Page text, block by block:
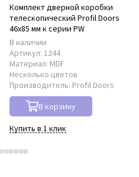
Комплект дверной коробки
телескопический Profil Doors
46x85 мм к серии PW
В наличии
Артикул: 1244
Материал: MDF
Несколько цветов
Производитель: Profil Doors
В корзину
Купить в 1 клик